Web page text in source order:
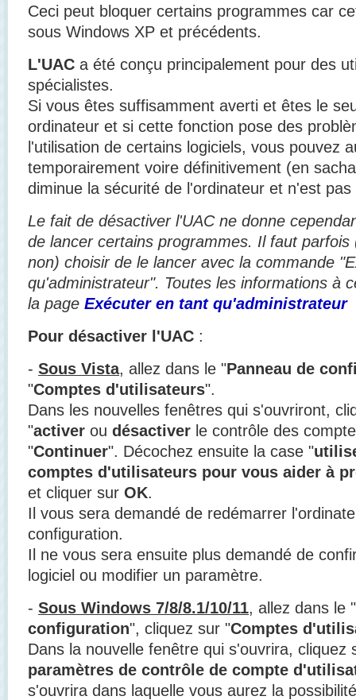
Ceci peut bloquer certains programmes car
sous Windows XP et précédents.
L'UAC a été conçu principalement pour des
spécialistes.
Si vous êtes suffisamment averti et êtes le
ordinateur et si cette fonction pose des
l'utilisation de certains logiciels, vous pouvez
temporairement voire définitivement (en
diminue la sécurité de l'ordinateur et n'est
Le fait de désactiver l'UAC ne donne
de lancer certains programmes. Il faut parfois
non) choisir de le lancer avec la commande
qu'administrateur". Toutes les informations à
la page Exécuter en tant qu'administrateur
Pour désactiver l'UAC :
- Sous Vista, allez dans le "Panneau de
"Comptes d'utilisateurs".
Dans les nouvelles fenêtres qui s'ouvriront,
"activer ou désactiver le contrôle des
"Continuer". Décochez ensuite la case "
comptes d'utilisateurs pour vous aider à
et cliquer sur OK.
Il vous sera demandé de redémarrer
configuration.
Il ne vous sera ensuite plus demandé de
logiciel ou modifier un paramètre.
- Sous Windows 7/8/8.1/10/11, allez dans le "
configuration", cliquez sur "Comptes
Dans la nouvelle fenêtre qui s'ouvrira, cliquez
paramètres de contrôle de compte
s'ouvrira dans laquelle vous aurez la